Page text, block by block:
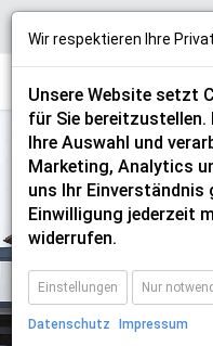
cupra
Wir respektieren Ihre
Unsere Website setzt
für Sie
Ihre Auswahl und
Marketing, Analytics
uns Ihr Einverständnis
Einwilligung jederzeit
widerrufen.
Einstellungen Nur
Datenschutz Impressum